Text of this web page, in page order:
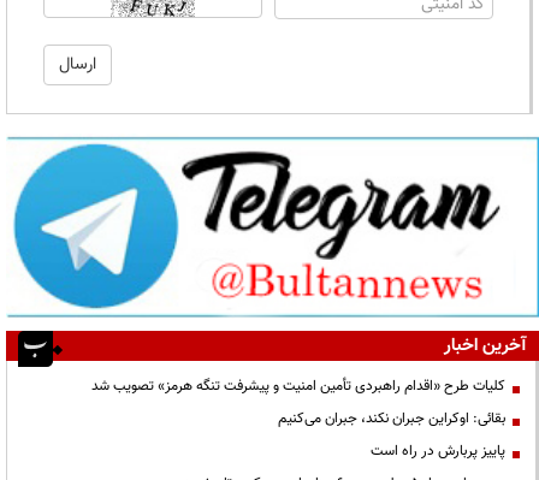
آخرین اخبار
کلیات طرح «اقدام راهبردی تأمین امنیت و پیشرفت تنگه هرمز» تصویب شد
بقائی: اوکراین جبران نکند، جبران می‌کنیم
پاییز پربارش در راه است